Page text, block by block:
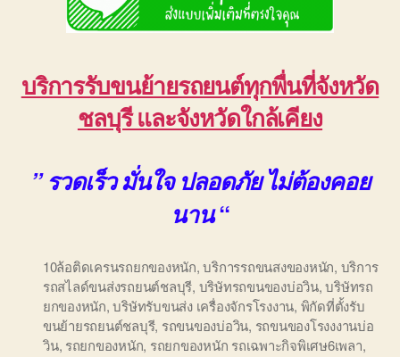
บริการรับขนย้ายรถยนต์ทุกพื่นที่จังหวัด
ชลบุรี และจังหวัดใกล้เคียง
” รวดเร็ว มั่นใจ ปลอดภัย ไม่ต้องคอย
นาน“
10ล้อติดเครนรถยกของหนัก,บริการรถขนสงของหนัก, บริการ
รถสไลด์ขนส่งรถยนต์ชลบุรี, บริษัทรถขนของบ่อวิน,บริษัทรถ
ยกของหนัก,บริษัทรับขนส่ง เครื่องจักรโรงงาน, พิกัดที่ตั้งรับ
ขนย้ายรถยนต์ชลบุรี, รถขนของบ่อวิน, รถขนของโรงงงานบ่อ
วิน, รถยกของหนัก, รถยกของหนัก รถเฉพาะกิจพิเศษ6เพลา,